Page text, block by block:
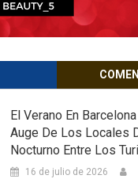
El Verano En
Auge De Los Locales
Nocturno Entre Los
16 de julio de 2026